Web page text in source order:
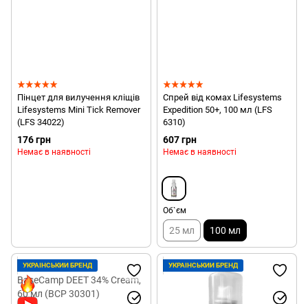
Пінцет для вилучення кліщів
Lifesystems Mini Tick Remover
(LFS 34022)
176 грн
Немає в наявності
Спрей від комах Lifesystems
Expedition 50+, 100 мл (LFS
6310)
607 грн
Немає в наявності
Об`єм
25 мл 100 мл
УКРАЇНСЬКИЙ БРЕНД УКРАЇНСЬКИЙ БРЕНД